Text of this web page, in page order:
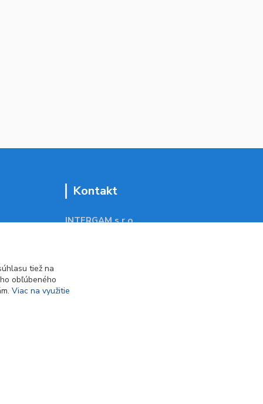
Kontakt
INTERGAM s.r.o
tiež na
obľúbeného
Viac na využitie